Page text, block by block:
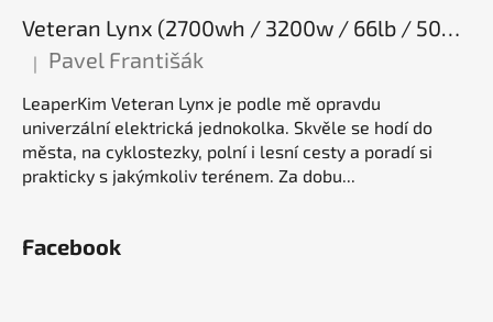
Veteran Lynx (2700wh / 3200w / 66lb / 50E), elektrická jednokolka
Hodnocení produktu je 5 z 5 hvězdiček.
| Pavel Františák
LeaperKim Veteran Lynx je podle mě opravdu
univerzální elektrická jednokolka. Skvěle se hodí do
města, na cyklostezky, polní i lesní cesty a poradí si
prakticky s jakýmkoliv terénem. Za dobu...
Facebook